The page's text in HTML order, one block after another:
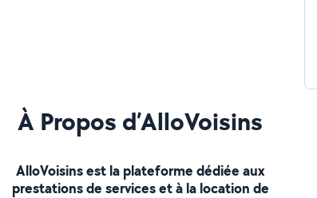
À Propos d’AlloVoisins
AlloVoisins est la plateforme dédiée aux
prestations de services et à la location de